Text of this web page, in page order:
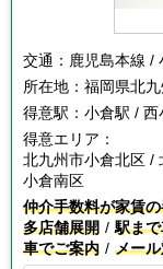
交通： 鹿児島本線 /
所在地： 福岡県北
得意駅： 小倉駅 / 西
得意エリア：
北九州市小倉北区 /
小倉南区
仲介手数料が家賃
多店舗展開
駅ま
車でご案内
メー